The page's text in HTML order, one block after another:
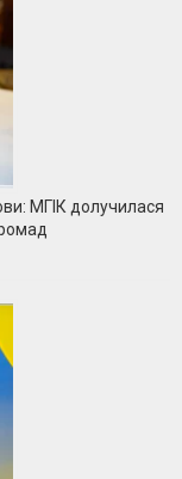
МГІК долучилася